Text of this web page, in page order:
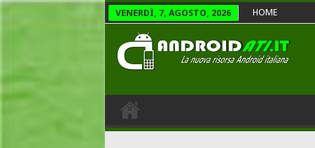
VENERDÌ, 7, AGOSTO, 2026 HOME